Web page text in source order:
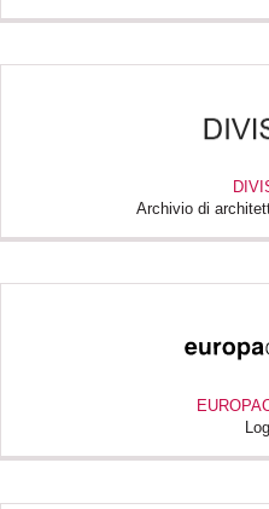
Archivio di